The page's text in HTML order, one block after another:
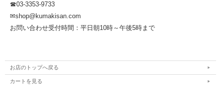
☎03-3353-9733
✉shop@kumakisan.com
お問い合わせ受付時間：平日朝10時～午後5時まで
お店のトップへ戻る
カートを見る